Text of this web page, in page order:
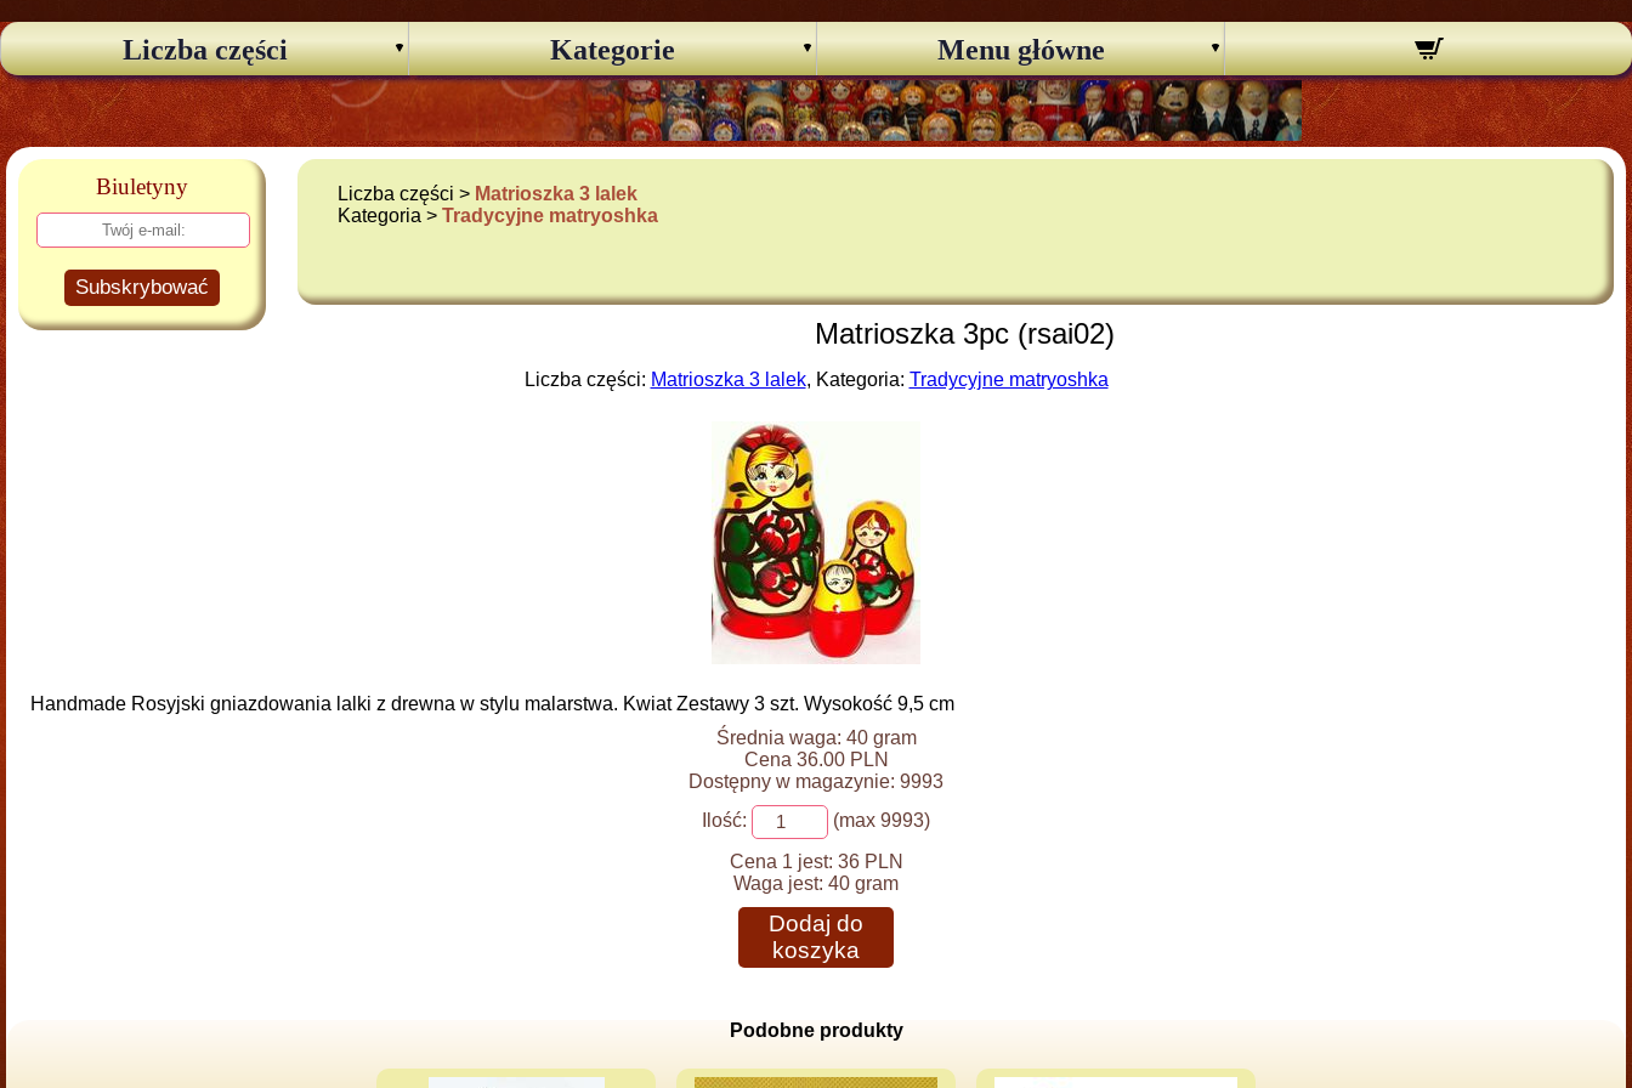
Liczba części Kategorie Menu główne
Biuletyny
Subskrybować
Liczba części > Matrioszka 3 lalek
Kategoria >Tradycyjne matryoshka
Matrioszka 3pc (rsai02)
Liczba części: Matrioszka 3 lalek, Kategoria: Tradycyjne matryoshka
Handmade Rosyjski gniazdowania lalki z drewna w stylu malarstwa. Kwiat Zestawy 3 szt. Wysokość 9,5 cm
Średnia waga: 40 gram
Cena 36.00 PLN
Dostępny w magazynie: 9993
Ilość:
(max 9993)
Cena 1 jest: 36 PLN
Waga jest: 40 gram
Dodaj do
koszyka
Podobne produkty